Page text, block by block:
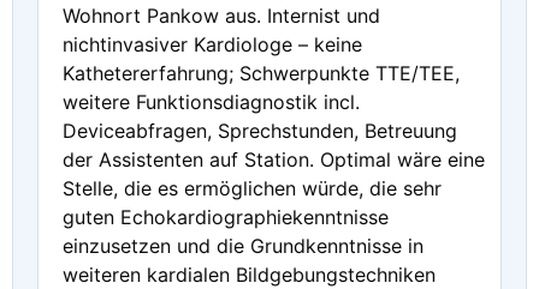
Wohnort Pankow aus. Internist und
nichtinvasiver Kardiologe – keine
Kathetererfahrung; Schwerpunkte TTE/TEE,
weitere Funktionsdiagnostik incl.
Deviceabfragen, Sprechstunden, Betreuung
der Assistenten auf Station. Optimal wäre eine
Stelle, die es ermöglichen würde, die sehr
guten Echokardiographiekenntnisse
einzusetzen und die Grundkenntnisse in
weiteren kardialen Bildgebungstechniken